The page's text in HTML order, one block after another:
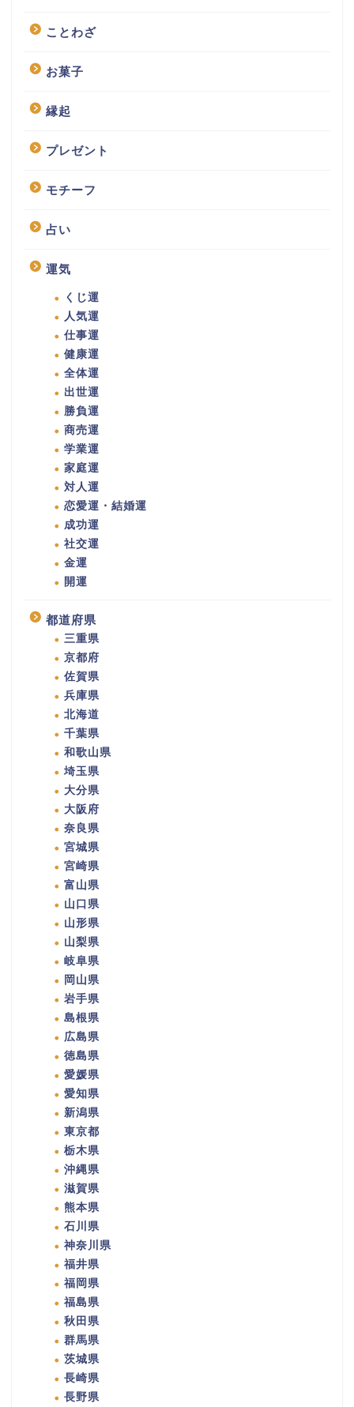
ことわざ
お菓子
縁起
プレゼント
モチーフ
占い
運気
くじ運
人気運
仕事運
健康運
全体運
出世運
勝負運
商売運
学業運
家庭運
対人運
恋愛運・結婚運
成功運
社交運
金運
開運
都道府県
三重県
京都府
佐賀県
兵庫県
北海道
千葉県
和歌山県
埼玉県
大分県
大阪府
奈良県
宮城県
宮崎県
富山県
山口県
山形県
山梨県
岐阜県
岡山県
岩手県
島根県
広島県
徳島県
愛媛県
愛知県
新潟県
東京都
栃木県
沖縄県
滋賀県
熊本県
石川県
神奈川県
福井県
福岡県
福島県
秋田県
群馬県
茨城県
長崎県
長野県